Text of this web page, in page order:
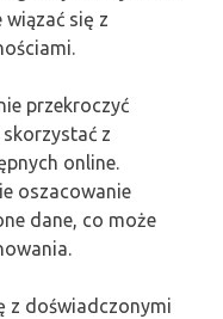
się z
przekroczyć
z
online.
oszacowanie
dane, co może
z doświadczonymi